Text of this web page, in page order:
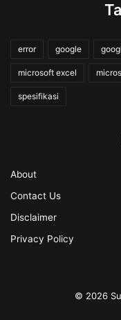
error google
microsoft excel
spesifikasi
About
Contact Us
Disclaimer
Privacy Policy
© 2026